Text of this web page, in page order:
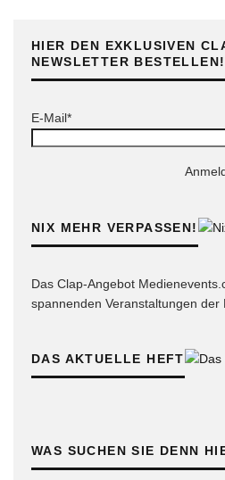
HIER DEN EXKLUSIVEN
NEWSLETTER BESTELLEN!
E-Mail*
NIX MEHR VERPASSEN!
Das Clap-Angebot
spannenden Veranstaltungen der
DAS AKTUELLE HEFT
WAS SUCHEN SIE DENN